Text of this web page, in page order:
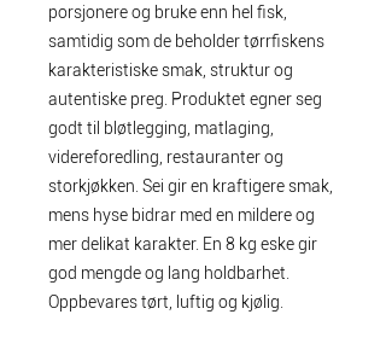
porsjonere og bruke enn hel fisk,
samtidig som de beholder tørrfiskens
karakteristiske smak, struktur og
autentiske preg. Produktet egner seg
godt til bløtlegging, matlaging,
videreforedling, restauranter og
storkjøkken. Sei gir en kraftigere smak,
mens hyse bidrar med en mildere og
mer delikat karakter. En 8 kg eske gir
god mengde og lang holdbarhet.
Oppbevares tørt, luftig og kjølig.